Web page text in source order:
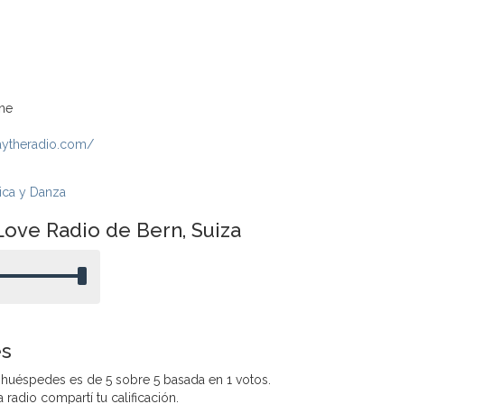
y Danza
Radio de Bern, Suiza
es de 5 sobre 5 basada en 1 votos.
radio compartí tu calificación.